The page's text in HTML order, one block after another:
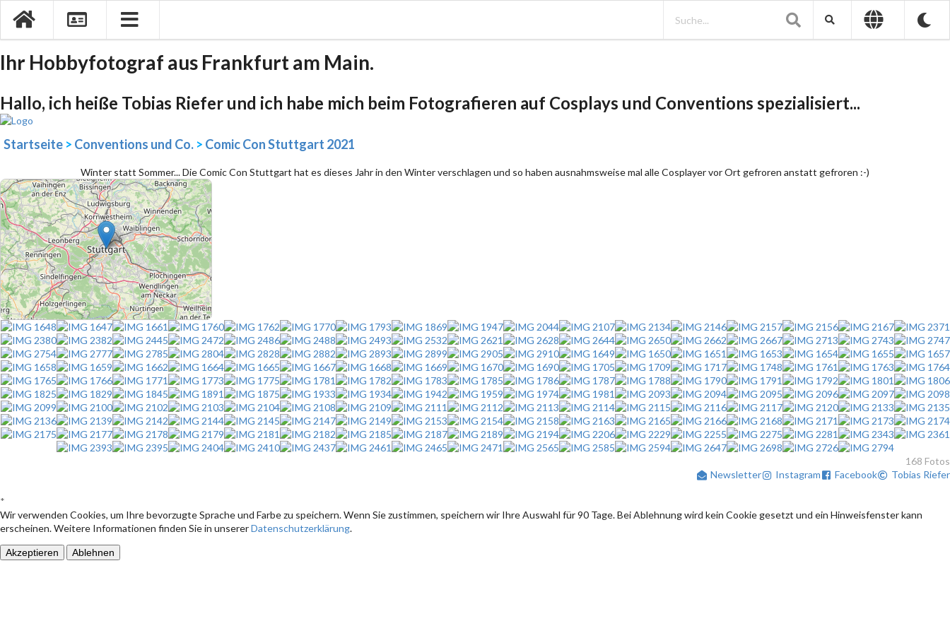
Ihr Hobbyfotograf aus Frankfurt am Main.
Hallo, ich heiße Tobias Riefer und ich habe mich beim Fotografieren auf Cosplays und Conventions spezialisiert...
Startseite > Conventions und Co. > Comic Con Stuttgart 2021
Winter statt Sommer... Die Comic Con Stuttgart hat es dieses Jahr in den Winter verschlagen und so haben ausnahmsweise mal alle Cosplayer vor Ort gefroren anstatt gefroren :-)
168 Fotos
Newsletter
Instagram Facebook Tobias Riefer
*
Wir verwenden Cookies, um Ihre bevorzugte Sprache und Farbe zu speichern. Wenn Sie zustimmen, speichern wir Ihre Auswahl für 90 Tage. Bei Ablehnung wird kein Cookie gesetzt und ein Hinweisfenster kann
erscheinen. Weitere Informationen finden Sie in unsererDatenschutzerklärung.
Akzeptieren Ablehnen